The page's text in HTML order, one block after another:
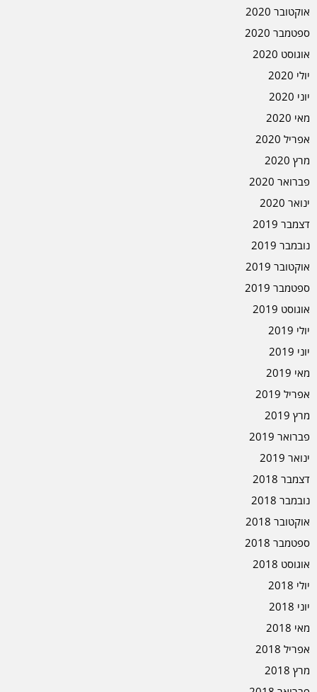
אוקטובר 2020
ספטמבר 2020
אוגוסט 2020
יולי 2020
יוני 2020
מאי 2020
אפריל 2020
מרץ 2020
פברואר 2020
ינואר 2020
דצמבר 2019
נובמבר 2019
אוקטובר 2019
ספטמבר 2019
אוגוסט 2019
יולי 2019
יוני 2019
מאי 2019
אפריל 2019
מרץ 2019
פברואר 2019
ינואר 2019
דצמבר 2018
נובמבר 2018
אוקטובר 2018
ספטמבר 2018
אוגוסט 2018
יולי 2018
יוני 2018
מאי 2018
אפריל 2018
מרץ 2018